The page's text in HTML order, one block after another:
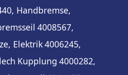
Handbremse,
4008567,
Elektrik4006245,
Kupplung 4000282,